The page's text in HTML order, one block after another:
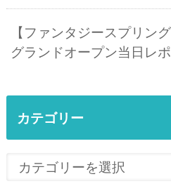
【ファンタジースプリン
グランドオープン当日レ
カテゴリー